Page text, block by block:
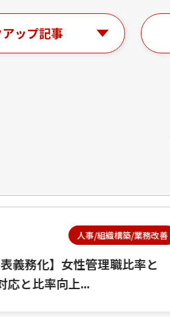
ップ記事
2023.09.22
【2026年最新】生成AI
種別に解説！おすす...